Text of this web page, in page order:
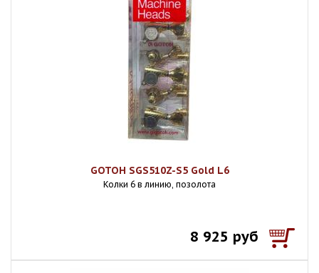
GOTOH SGS510Z-S5 Gold L6
Колки 6 в линию, позолота
8 925 руб